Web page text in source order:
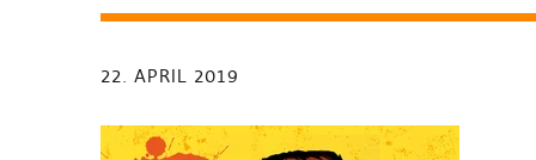
22. APRIL 2019